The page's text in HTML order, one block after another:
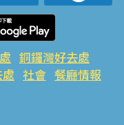
銅鑼灣好去處
社會 餐廳情報